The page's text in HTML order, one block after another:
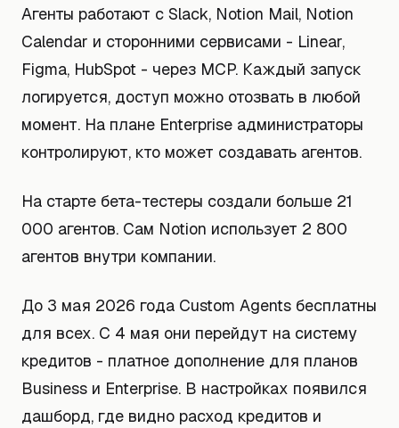
Агенты работают с Slack, Notion Mail, Notion
Calendar и сторонними сервисами - Linear,
Figma, HubSpot - через MCP. Каждый запуск
логируется, доступ можно отозвать в любой
момент. На плане Enterprise администраторы
контролируют, кто может создавать агентов.
На старте бета-тестеры создали больше 21
000 агентов. Сам Notion использует 2 800
агентов внутри компании.
До 3 мая 2026 года Custom Agents бесплатны
для всех. С 4 мая они перейдут на систему
кредитов - платное дополнение для планов
Business и Enterprise. В настройках появился
дашборд, где видно расход кредитов и